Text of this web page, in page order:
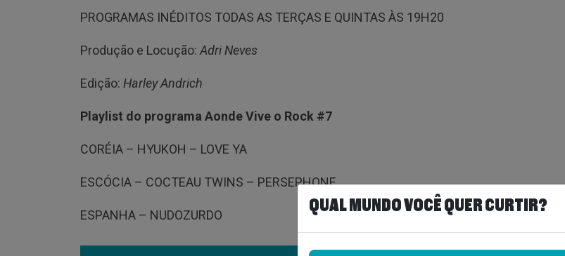
PROGRAMAS INÉDITOS TODAS AS TERÇAS E QUINTAS ÀS 19H20
Produção e Locução: Adri Neves
Edição: Harley Andrich
Playlist do programa Aonde Vive o Rock #7
CORÉIA – HYUKOH – LOVE YA
ESCÓCIA – COCTEAU TWINS – PERSEPHONE
ESPANHA – NUDOZURDO
QUAL MUNDO VOCÊ QUER CURTIR?